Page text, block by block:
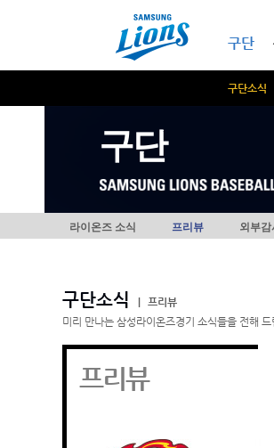
구단
구단소식
구단
라이온즈 소식 프리뷰 외부감
구단소식
프리뷰
미리 만나는 삼성라이온즈경기 소식들을 전해 드
프리뷰